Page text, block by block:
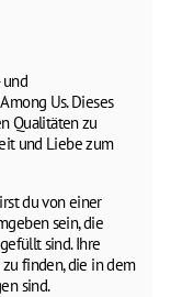
und
Us. Dieses
Qualitäten zu
und Liebe zum
du von einer
sein, die
sind. Ihre
finden, die in dem
sind.